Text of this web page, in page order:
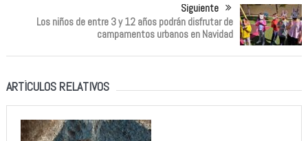
Siguiente
Los niños de entre 3 y 12 años podrán disfrutar de
campamentos urbanos en Navidad
ARTÍCULOS RELATIVOS